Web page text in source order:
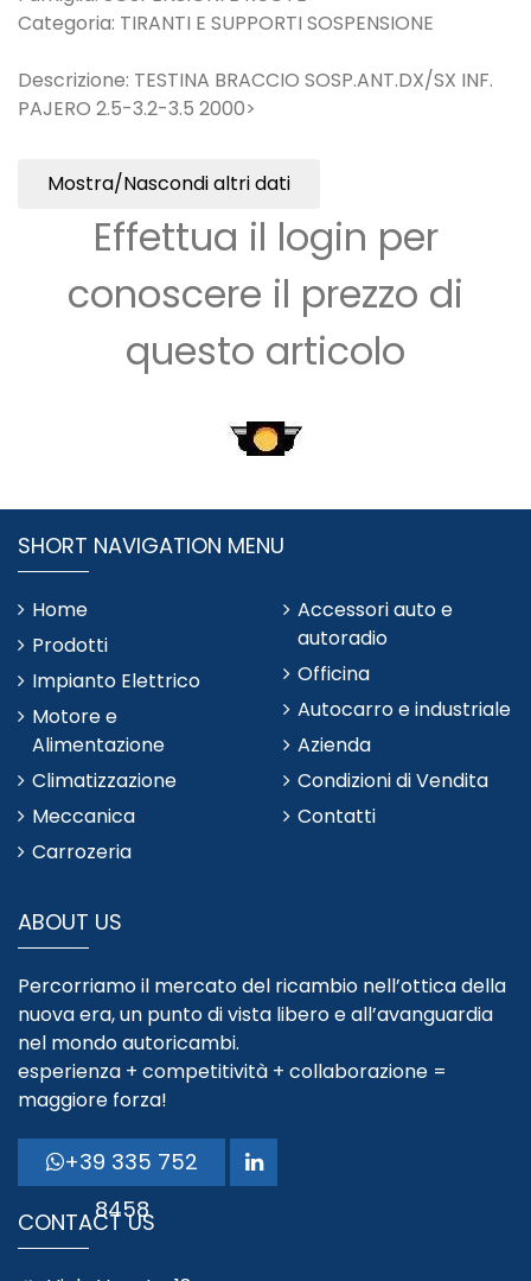
Categoria: TIRANTI E SUPPORTI SOSPENSIONE
Descrizione: TESTINA BRACCIO SOSP.ANT.DX/SX INF.
PAJERO 2.5-3.2-3.5 2000>
Mostra/Nascondi altri dati
Effettua il login per
conoscere il prezzo di
questo articolo
SHORT NAVIGATION MENU
Home
Prodotti
Impianto Elettrico
Motore e
Alimentazione
Climatizzazione
Meccanica
Carrozeria
Accessori auto e
autoradio
Officina
Autocarro e industriale
Azienda
Condizioni di Vendita
Contatti
ABOUT US
Percorriamo il mercato del ricambio nell’ottica della
nuova era, un punto di vista libero e all’avanguardia
nel mondo autoricambi.
esperienza + competitività + collaborazione =
maggiore forza!
+39 335 752
8458
CONTACT US